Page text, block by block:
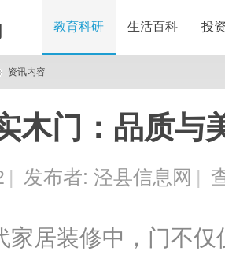
教育科研 生活百科 投
资讯内容
木门：品质与
| 发布者: 泾县信息网 |
家居装修中，门不